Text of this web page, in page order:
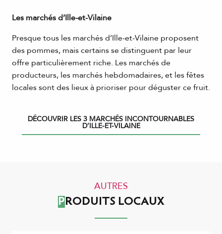
Les marchés d’Ille-et-Vilaine
Presque tous les marchés d’Ille-et-Vilaine proposent
des pommes, mais certains se distinguent par leur
offre particulièrement riche. Les marchés de
producteurs, les marchés hebdomadaires, et les fêtes
locales sont des lieux à prioriser pour déguster ce fruit.
DÉCOUVRIR LES 3 MARCHÉS INCONTOURNABLES
D’ILLE-ET-VILAINE
AUTRES
PRODUITS LOCAUX